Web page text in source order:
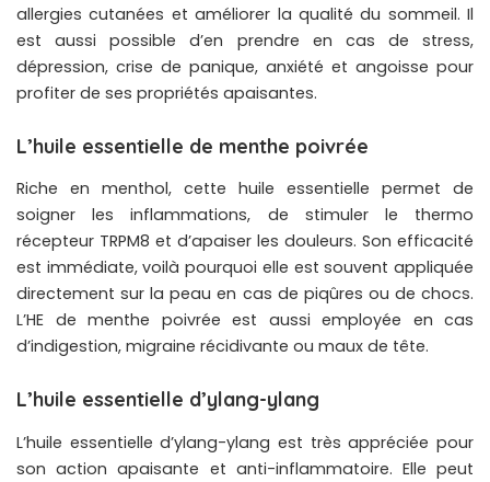
allergies cutanées et améliorer la qualité du sommeil. Il
est aussi possible d’en prendre en cas de stress,
dépression, crise de panique, anxiété et angoisse pour
profiter de ses propriétés apaisantes.
L’huile essentielle de menthe poivrée
Riche en menthol, cette huile essentielle permet de
soigner les inflammations, de stimuler le thermo
récepteur TRPM8 et d’apaiser les douleurs. Son efficacité
est immédiate, voilà pourquoi elle est souvent appliquée
directement sur la peau en cas de piqûres ou de chocs.
L’HE de menthe poivrée est aussi employée en cas
d’indigestion, migraine récidivante ou maux de tête.
L’huile essentielle d’ylang-ylang
L’huile essentielle d’ylang-ylang est très appréciée pour
son action apaisante et anti-inflammatoire. Elle peut